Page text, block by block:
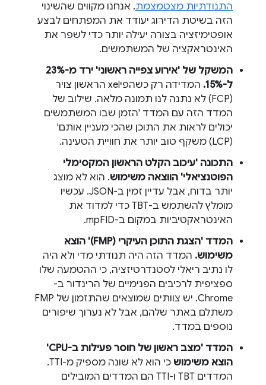
התנודתיות מצטמצמת. אנחנו מקווים שהשינוי
הזה בשיטת הדירוג יעודד את המפתחים לבצע
אופטימיזציה בצורה יעילה יותר כדי לשפר את
האינטראקציה של המשתמשים.
המשקל של 'אירוע צפייה ראשוני' ירד מ-23%
ל-15%.
המדידה רק כשהפיxel הראשון צויר
(FCP) לא נתנה לנו תמונה מלאה. שילוב של
המדד הזה עם המדד 'הזמן שבו המשתמשים
יכולים לראות את התוכן שהכי מעניין אותם'
(LCP) משקף טוב יותר את חוויית הטעינה.
התכונה 'עיכוב הקלט הראשון המקסימלי
הפוטנציאלי' הווצאה משימוש. הוא לא מוצג
יותר בדוח, אבל עדיין זמין ב-JSON. עכשיו
מומלץ להשתמש ב-TBT כדי למדוד את
האינטראקטיביות במקום ב-mpFID.
המדד 'הצגת התוכן העיקרי (FMP)' הוצא
משימוש. המדד הזה היה תנודתי מדי ולא היה
לו נתיב ריאלי לסטנדרטיזציה, כי ההטמעה שלו
ספציפית לרכיבים הפנימיים של הרינדור ב-
Chrome. יש צוותים שמוצאים שהתזמון של FMP
משתלם באתר שלהם, אבל לא נערוך שיפורים
נוספים במדד.
המדד 'מצב ראשון של חוסר פעילות ב-CPU'
הוצא משימוש
כי הוא לא שונה מספיק מ-TTI.
המדדים TBT ו-TTI הם המדדים המובילים